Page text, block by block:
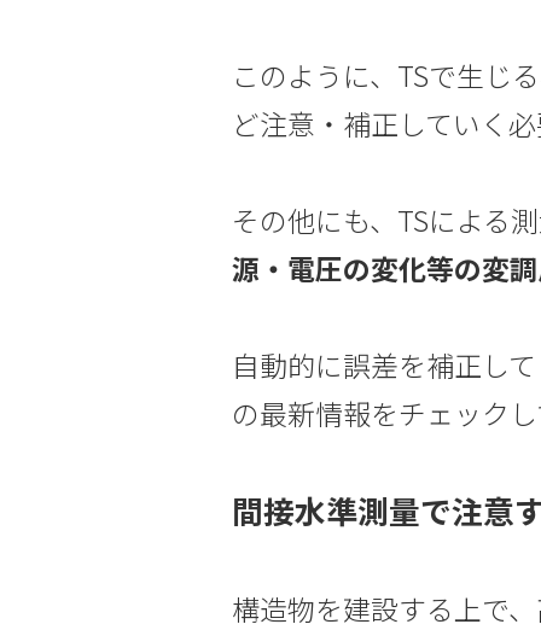
このように、TSで生じ
ど注意・補正していく
その他にも、TSによる
源・電圧の変化等の変
自動的に誤差を補正し
の最新情報をチェック
間接水準測量で注意
構造物を建設する上で